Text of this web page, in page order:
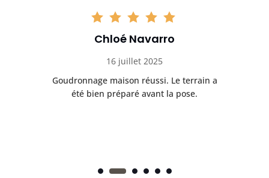
Chloé Navarro
16 juillet 2025
Goudronnage maison réussi. Le terrain a
été bien préparé avant la pose.